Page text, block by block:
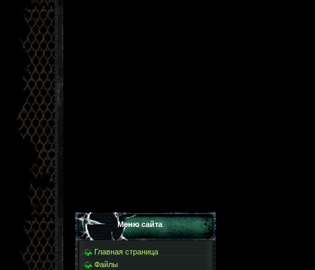
Меню сайта
Главная страница
Файлы